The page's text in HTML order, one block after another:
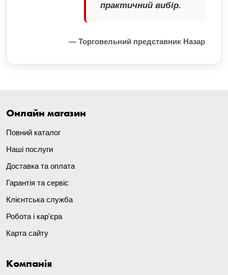
практичний вибір.
— Торговельний представник Назар
Онлайн магазин
Повний каталог
Наші послуги
Доставка та оплата
Гарантія та сервіс
Клієнтська служба
Робота і кар'єра
Карта сайту
Компанія